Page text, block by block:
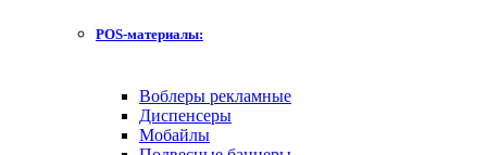
POS-материалы:
Воблеры рекламные
Диспенсеры
Мобайлы